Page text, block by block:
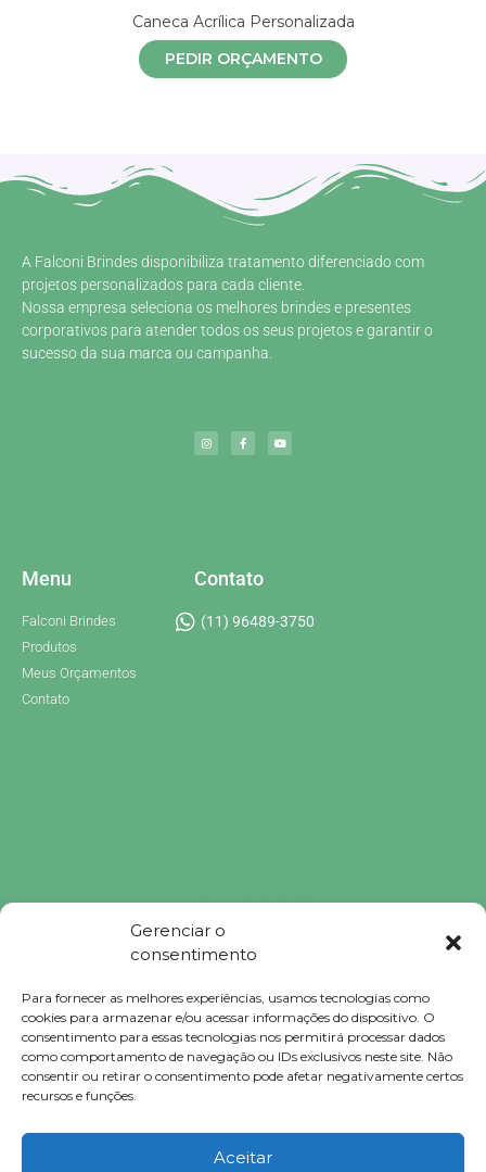
Gerenciar o
consentimento
Para fornecer as melhores experiências, usamos tecnologias como
cookies para armazenar e/ou acessar informações do dispositivo. O
consentimento para essas tecnologias nos permitirá processar dados
como comportamento de navegação ou IDs exclusivos neste site. Não
consentir ou retirar o consentimento pode afetar negativamente certos
recursos e funções.
Aceitar
Caneca Acrílica Personalizada
PEDIR ORÇAMENTO
A Falconi Brindes disponibiliza tratamento diferenciado com
projetos personalizados para cada cliente.
Nossa empresa seleciona os melhores brindes e presentes
corporativos para atender todos os seus projetos e garantir o
sucesso da sua marca ou campanha.
Menu
Falconi Brindes
Produtos
Meus Orçamentos
Contato
Contato
(11) 96489-3750
Brindes Corporativos
Brindes Corporativos SP
Brindes para Clientes
Brindes Ecológicos
Brindes Executivos
Brindes Populares
Falconi
Brindes © 2023 Todos Direitos Reservados.